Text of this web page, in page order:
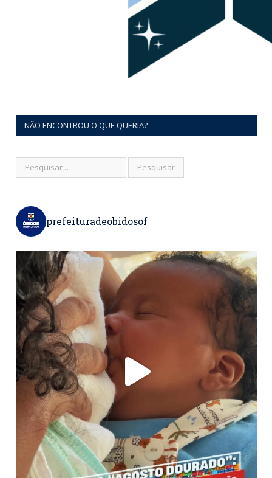
NÃO ENCONTROU O QUE QUERIA?
prefeituradeobidosof